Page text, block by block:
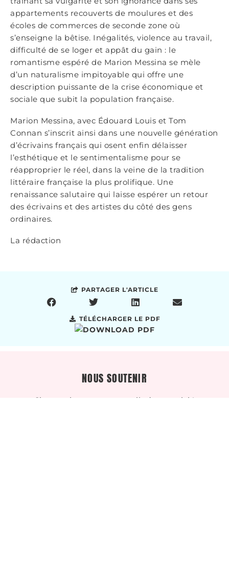
appartements recouverts de moulures et des
écoles de commerces de seconde zone où
s’enseigne la bêtise. Inégalités, violence au travail,
difficulté de se loger et appât du gain : le
romantisme espéré de Marion Messina se mèle
d’un naturalisme impitoyable qui offre une
description puissante de la crise économique et
sociale que subit la population française.
Marion Messina, avec Édouard Louis et Tom
Connan s’inscrit ainsi dans une nouvelle génération
d’écrivains français qui osent enfin délaisser
l’esthétique et le sentimentalisme pour se
réapproprier le réel, dans la veine de la tradition
littéraire française la plus prolifique. Une
renaissance salutaire qui laisse espérer un retour
des écrivains et des artistes du côté des gens
ordinaires.
La rédaction
PARTAGER L'ARTICLE
TÉLÉCHARGER LE PDF
NOUS SOUTENIR
Si vous aimez notre travail, c’est par ici !